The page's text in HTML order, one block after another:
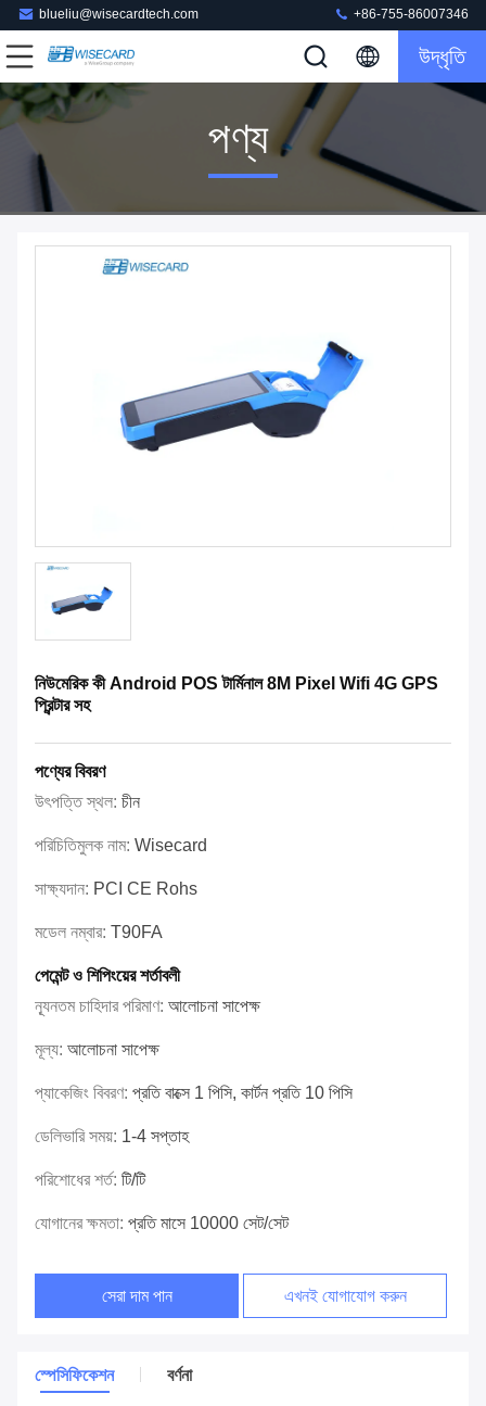
blueliu@wisecardtech.com +86-755-86007346
উদ্ধৃতি
পণ্য
নিউমেরিক কী Android POS টার্মিনাল 8M Pixel Wifi 4G GPS
প্রিন্টার সহ
পণ্যের বিবরণ
উৎপত্তি স্থল: চীন
পরিচিতিমুলক নাম: Wisecard
সাক্ষ্যদান: PCI CE Rohs
মডেল নম্বার: T90FA
পেমেন্ট ও শিপিংয়ের শর্তাবলী
ন্যূনতম চাহিদার পরিমাণ: আলোচনা সাপেক্ষ
মূল্য: আলোচনা সাপেক্ষ
প্যাকেজিং বিবরণ: প্রতি বাক্সে 1 পিসি, কার্টন প্রতি 10 পিসি
ডেলিভারি সময়: 1-4 সপ্তাহ
পরিশোধের শর্ত: টি/টি
যোগানের ক্ষমতা: প্রতি মাসে 10000 সেট/সেট
সেরা দাম পান এখনই যোগাযোগ করুন
স্পেসিফিকেশন বর্ণনা